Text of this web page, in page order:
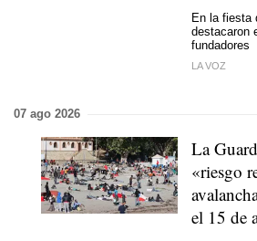
En la fiesta
destacaron
fundadores
LA VOZ
07 ago 2026
La
«riesgo
el 15 de